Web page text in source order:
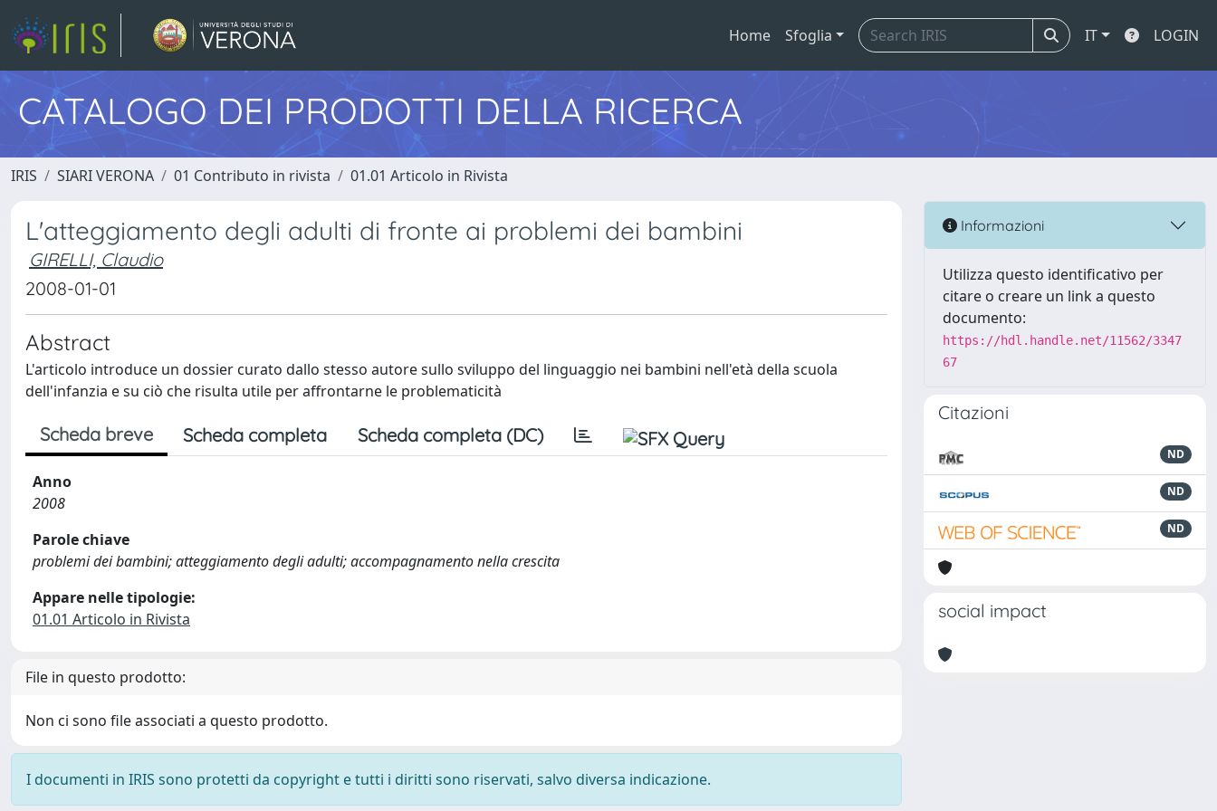
Home Sfoglia IT LOGIN
CATALOGO DEI PRODOTTI DELLA RICERCA
IRIS SIARI VERONA 01 Contributo in rivista 01.01 Articolo in Rivista
L'atteggiamento degli adulti di fronte ai problemi dei bambini
GIRELLI, Claudio
2008-01-01
Abstract
L'articolo introduce un dossier curato dallo stesso autore sullo sviluppo del linguaggio nei bambini nell'età della scuola
dell'infanzia e su ciò che risulta utile per affrontarne le problematicità
Scheda breve Scheda completa Scheda completa (DC)
Anno
2008
Parole chiave
problemi dei bambini; atteggiamento degli adulti; accompagnamento nella crescita
Appare nelle tipologie:
01.01 Articolo in Rivista
File in questo prodotto:
Non ci sono file associati a questo prodotto.
I documenti in IRIS sono protetti da copyright e tutti i diritti sono riservati, salvo diversa indicazione.
Informazioni
Utilizza questo identificativo per
citare o creare un link a questo
documento:
https://hdl.handle.net/11562/3347
67
Citazioni
ND
ND
ND
social impact